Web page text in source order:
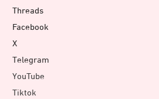
Threads
Facebook
X
Telegram
YouTube
Tiktok